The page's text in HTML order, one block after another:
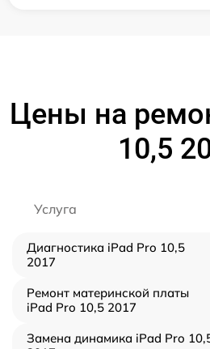
Цены на
10,5
Услуга
Диагностика iPad Pro 10,5
2017
Ремонт материнской платы
iPad Pro 10,5 2017
Замена динамика iPad Pro